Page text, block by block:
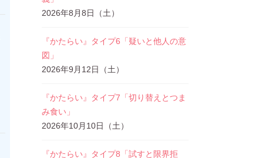
2026年8月8日（土）
『かたらい』タイプ6「疑いと他人の意
図」
2026年9月12日（土）
『かたらい』タイプ7「切り替えとつま
み食い」
2026年10月10日（土）
『かたらい』タイプ8「試すと限界拒